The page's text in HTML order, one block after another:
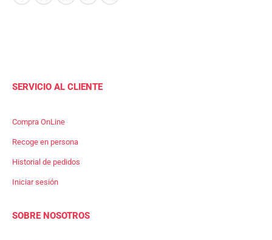
SERVICIO AL CLIENTE
Compra OnLine
Recoge en persona
Historial de pedidos
Iniciar sesión
SOBRE NOSOTROS